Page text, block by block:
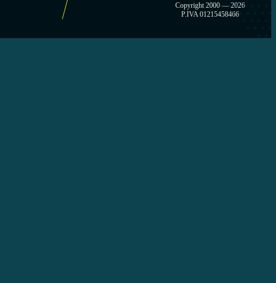
Copyright 2000 — 2026
P.IVA 01215458466